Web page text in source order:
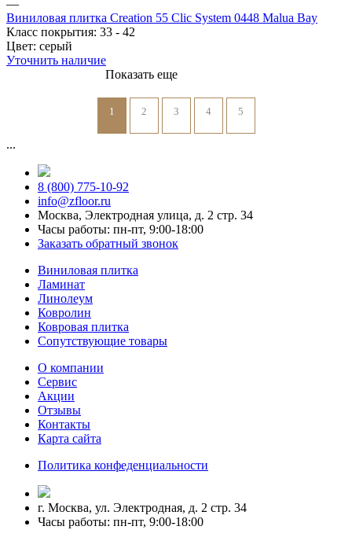
—
Виниловая плитка Creation 55 Clic System 0448 Malua Bay
Класс покрытия: 33 - 42
Цвет: серый
Уточнить наличие
Показать еще
1 2 3 4 5
...
8 (800) 775-10-92
info@zfloor.ru
Москва, Электродная улица, д. 2 стр. 34
Часы работы: пн-пт, 9:00-18:00
Заказать обратный звонок
Виниловая плитка
Ламинат
Линолеум
Ковролин
Ковровая плитка
Сопутствующие товары
О компании
Сервис
Акции
Отзывы
Контакты
Карта сайта
Политика конфеденциальности
г. Москва, ул. Электродная, д. 2 стр. 34
Часы работы: пн-пт, 9:00-18:00